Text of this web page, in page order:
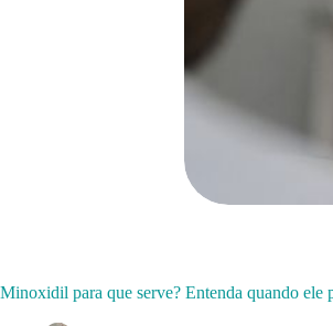
Minoxidil para que serve? Entenda quando ele